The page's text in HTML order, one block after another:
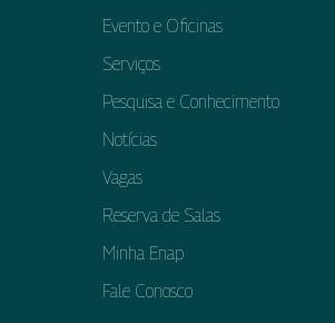
Evento e Oficinas
Serviços
Pesquisa e Conhecimento
Notícias
Vagas
Reserva de Salas
Minha Enap
Fale Conosco